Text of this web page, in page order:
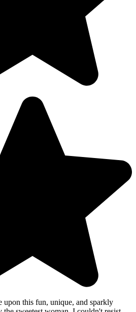
upon this fun, unique, and sparkly